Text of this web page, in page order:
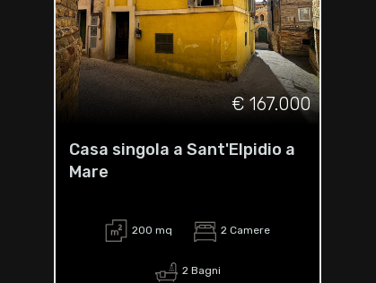
€ 167.000
Casa singola a Sant'Elpidio a
Mare
200 mq 2 Camere
2 Bagni